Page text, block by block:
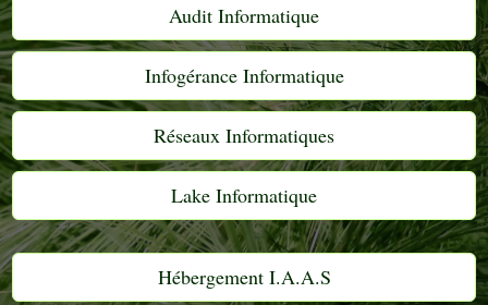
Audit Informatique
Infogérance Informatique
Réseaux Informatiques
Lake Informatique
Hébergement I.A.A.S